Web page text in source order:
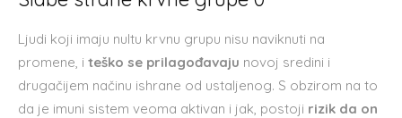
Ljudi koji imaju nultu krvnu grupu nisu naviknuti na
promene, i teško se prilagođavaju novoj sredini i
drugačijem načinu ishrane od ustaljenog. S obzirom na to
da je imuni sistem veoma aktivan i jak, postoji rizik da on